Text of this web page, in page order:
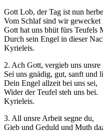
Gott Lob, der Tag ist nun
Vom Schlaf sind wir gewecket
Gott hat uns bhüt fürs Teufels
Durch sein Engel in dieser
Kyrieleis.
2. Ach Gott, vergieb uns unsre
Sei uns gnädig, gut, sanft und
Dein Engel allzeit bei uns sei,
Wider der Teufel steh uns bei.
Kyrieleis.
3. All unsre Arbeit segne du,
Gieb und Geduld und Muth